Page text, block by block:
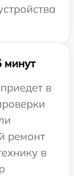
минут
в
ремонт
в